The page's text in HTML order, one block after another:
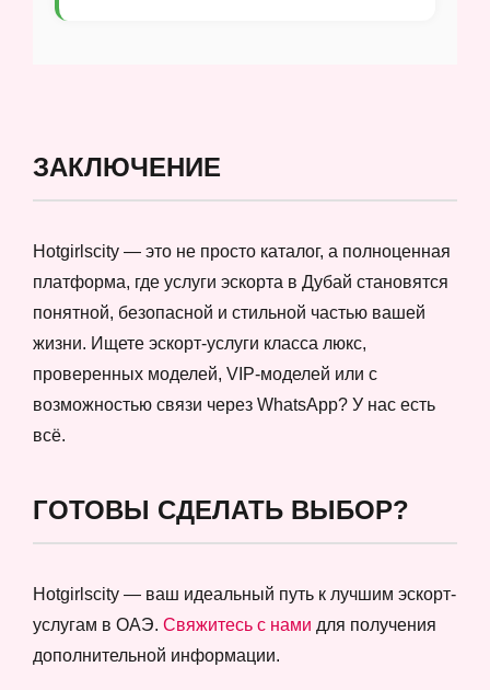
ЗАКЛЮЧЕНИЕ
Hotgirlscity — это не просто каталог, а полноценная
платформа, где услуги эскорта в Дубай становятся
понятной, безопасной и стильной частью вашей
жизни. Ищете эскорт-услуги класса люкс,
проверенных моделей, VIP-моделей или с
возможностью связи через WhatsApp? У нас есть
всё.
ГОТОВЫ СДЕЛАТЬ ВЫБОР?
Hotgirlscity — ваш идеальный путь к лучшим эскорт-
услугам в ОАЭ. Свяжитесь с нами для получения
дополнительной информации.